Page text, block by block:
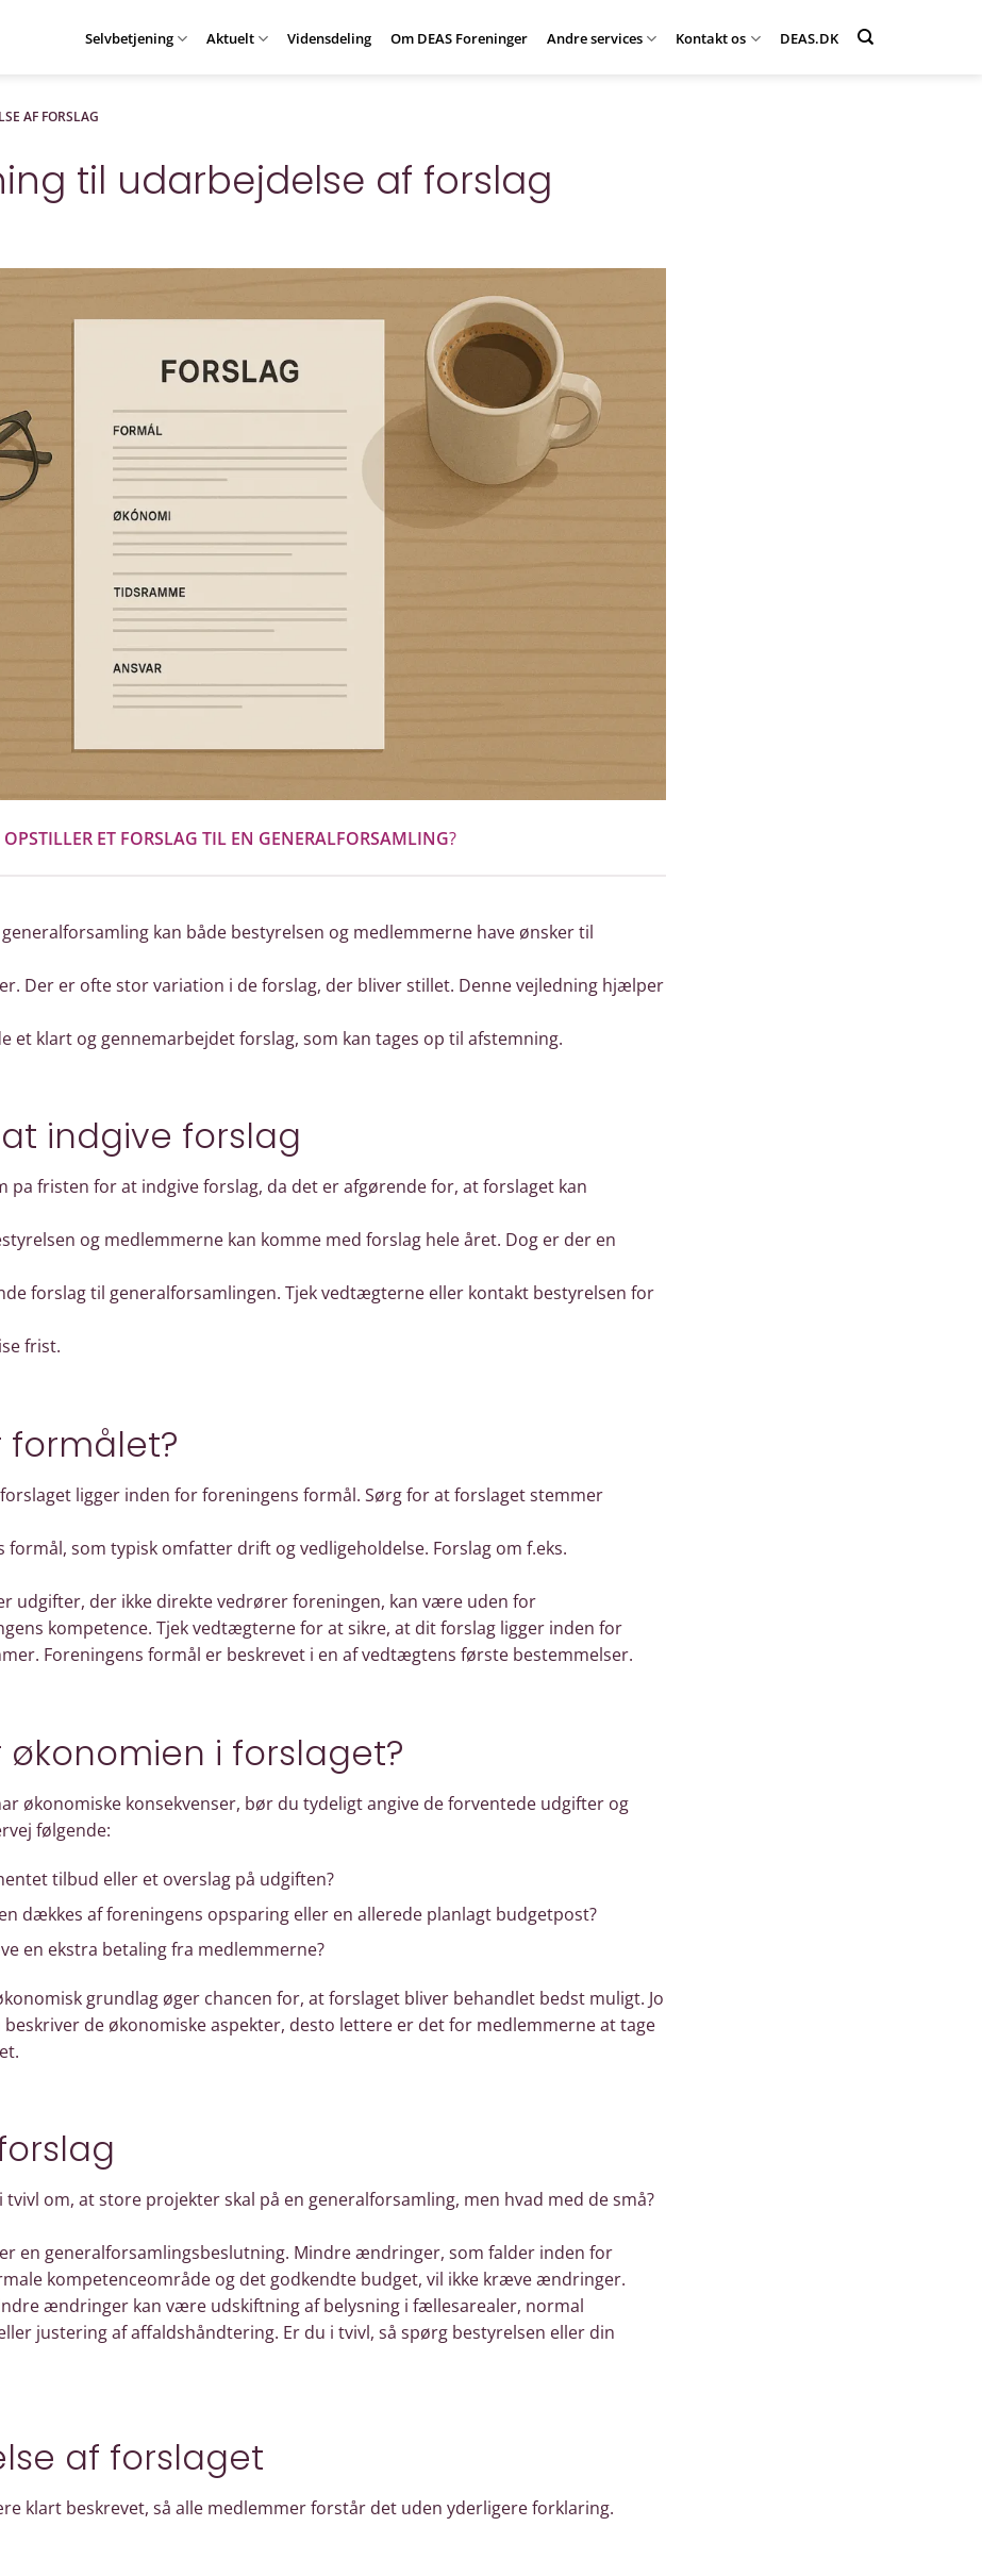
Selvbetjening Aktuelt Vidensdeling Om DEAS Foreninger Andre services Kontakt os DEAS.DK
AF FORSLAG
til udarbejdelse af forslag
ET FORSLAG TIL EN GENERALFORSAMLING?
kan både bestyrelsen og medlemmerne have ønsker til
Der er ofte stor variation i de forslag, der bliver stillet. Denne vejledning hjælper
et klart og gennemarbejdet forslag, som kan tages op til afstemning.
indgive forslag
fristen for at indgive forslag, da det er afgørende for, at forslaget kan
og medlemmerne kan komme med forslag hele året. Dog er der en
forslag til generalforsamlingen. Tjek vedtægterne eller kontakt bestyrelsen for
frist.
formålet?
ligger inden for foreningens formål. Sørg for at forslaget stemmer
formål, som typisk omfatter drift og vedligeholdelse. Forslag om f.eks.
udgifter, der ikke direkte vedrører foreningen, kan være uden for
kompetence. Tjek vedtægterne for at sikre, at dit forslag ligger inden for
Foreningens formål er beskrevet i en af vedtægtens første bestemmelser.
økonomien i forslaget?
økonomiske konsekvenser, bør du tydeligt angive de forventede udgifter og
følgende:
tilbud eller et overslag på udgiften?
dækkes af foreningens opsparing eller en allerede planlagt budgetpost?
en ekstra betaling fra medlemmerne?
grundlag øger chancen for, at forslaget bliver behandlet bedst muligt. Jo
de økonomiske aspekter, desto lettere er det for medlemmerne at tage
tvivl om, at store projekter skal på en generalforsamling, men hvad med de små?
en generalforsamlingsbeslutning. Mindre ændringer, som falder inden for
kompetenceområde og det godkendte budget, vil ikke kræve ændringer.
ændringer kan være udskiftning af belysning i fællesarealer, normal
justering af affaldshåndtering. Er du i tvivl, så spørg bestyrelsen eller din
af forslaget
klart beskrevet, så alle medlemmer forstår det uden yderligere forklaring.